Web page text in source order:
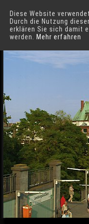
Diese Website
Durch die Nutzung
erklären Sie sich damit
werden.
Mehr erfahren